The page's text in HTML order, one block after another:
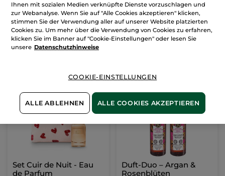
-49%
Set Cuir de Nuit - Eau
de Parfum
-20%
Duft-Duo – Argan &
Rosenblüten
Ihnen mit sozialen Medien verknüpfte Dienste vorzuschlagen und
zur Webanalyse. Wenn Sie auf "Alle Cookies akzeptieren" klicken,
stimmen Sie der Verwendung aller auf unserer Website platzierten
Cookies zu. Um mehr über die Verwendung von Cookies zu erfahren,
klicken Sie im Banner auf "Cookie-Einstellungen" oder lesen Sie
unsere Datenschutzhinweise
COOKIE-EINSTELLUNGEN
ALLE ABLEHNEN ALLE COOKIES AKZEPTIEREN